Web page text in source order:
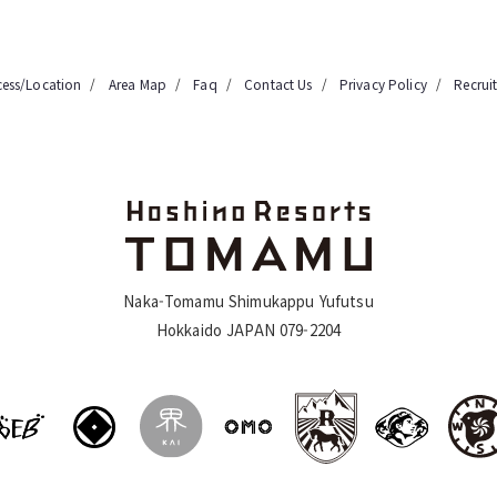
Location Area Map Faq Contact Us Privacy Policy
Naka-Tomamu Shimukappu Yufutsu
Hokkaido JAPAN 079-2204